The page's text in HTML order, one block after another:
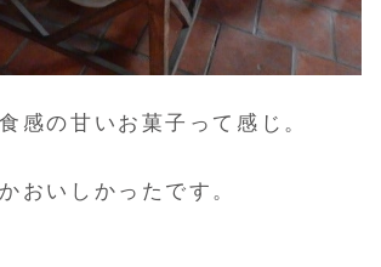
感の甘いお菓子って感じ。
おいしかったです。